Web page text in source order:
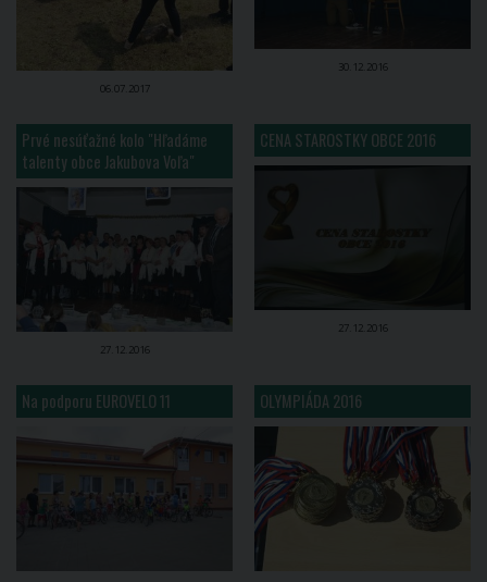
06.07.2017
30.12.2016
Prvé nesúťažné kolo "Hľadáme
talenty obce Jakubova Voľa"
27.12.2016
CENA STAROSTKY OBCE 2016
27.12.2016
Na podporu EUROVELO 11 OLYMPIÁDA 2016